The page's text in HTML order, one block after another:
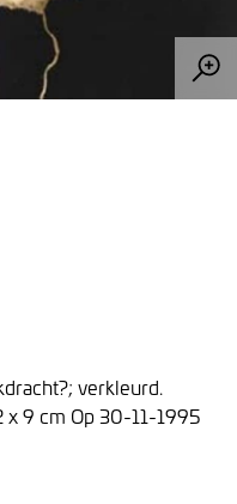
verkleurd.
x 9 cm Op 30-11-1995